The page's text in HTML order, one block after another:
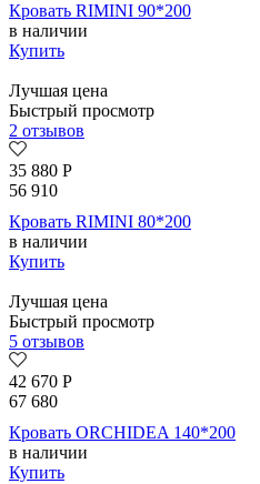
Кровать RIMINI 90*200
в наличии
Купить
Лучшая цена
Быстрый просмотр
2 отзывов
35 880 Р
56 910
Кровать RIMINI 80*200
в наличии
Купить
Лучшая цена
Быстрый просмотр
5 отзывов
42 670 Р
67 680
Кровать ORCHIDEA 140*200
в наличии
Купить